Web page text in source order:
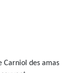
Carniol des amas